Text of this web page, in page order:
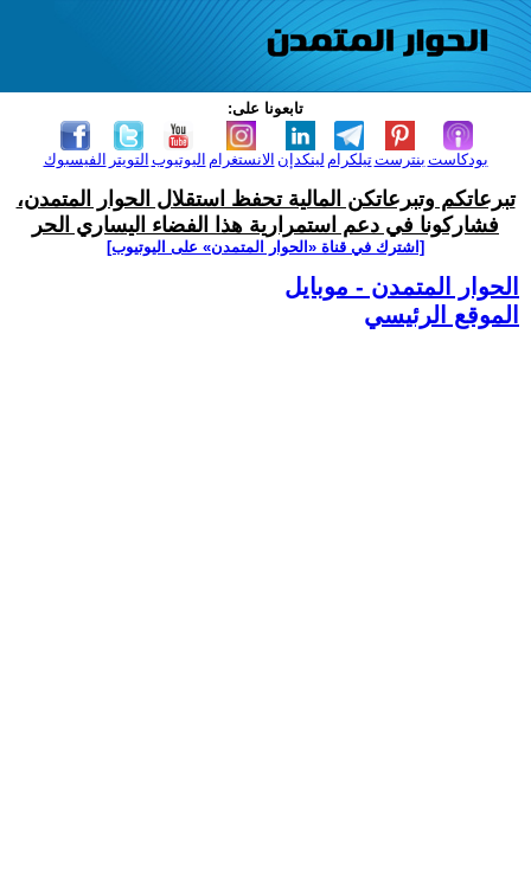
تابعونا على:
الفيسبوك التويتر اليوتيوب الانستغرام لينكدإن تيلكرامبنترست بودكاست
تبرعاتكم وتبرعاتكن المالية تحفظ استقلال الحوار المتمدن،
فشاركونا في دعم استمرارية هذا الفضاء اليساري الحر
[اشترك في قناة ‫«الحوار المتمدن» على اليوتيوب]
الحوار المتمدن - موبايل
الموقع الرئيسي